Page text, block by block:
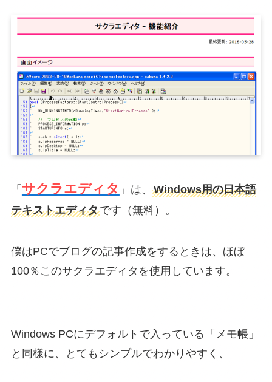
「 サクラエディタ 」は、 Windows用の日本語
テキストエディタです（無料）。
僕はPCでブログの記事作成をするときは、ほぼ
100％このサクラエディタを使用しています。
Windows PCにデフォルトで入っている「メモ帳」
と同様に、とてもシンプルでわかりやすく、